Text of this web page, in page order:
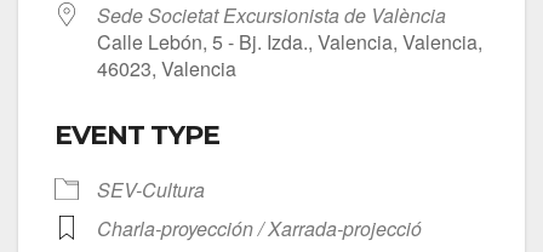
Sede Societat Excursionista de València
Calle Lebón, 5 - Bj. Izda., Valencia, Valencia,
46023, Valencia
EVENT TYPE
SEV-Cultura
Charla-proyección / Xarrada-projecció